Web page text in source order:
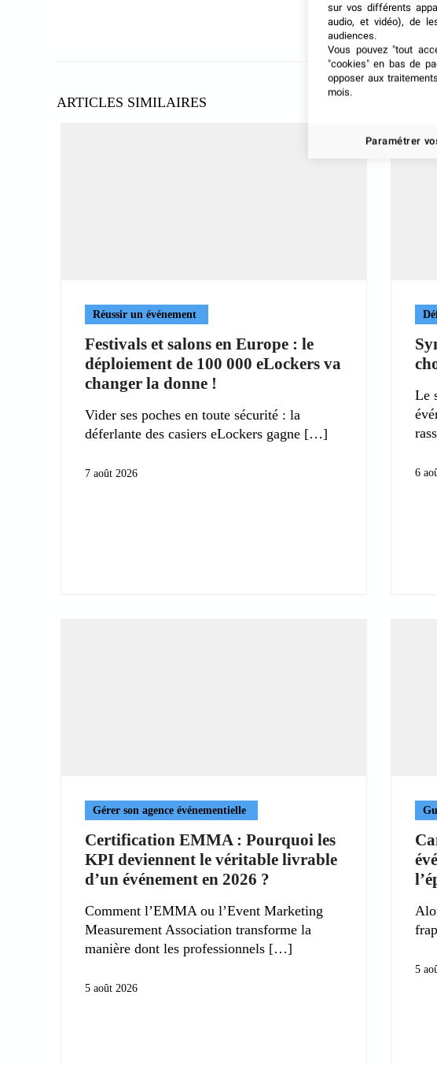
ARTICLES SIMILAIRES
Réussir un événement
Festivals et salons en Europe : le
déploiement de 100 000 eLockers va
changer la donne !
Vider ses poches en toute sécurité : la
déferlante des casiers eLockers gagne
7 août 2026
Le
6
Gérer son agence événementielle
Certification EMMA : Pourquoi les
KPI deviennent le véritable livrable
d’un événement en 2026 ?
Comment l’EMMA ou l’Event Marketing
Measurement Association transforme la
manière dont les professionnels
5 août 2026
5
sur vos différents
audio, et vidéo), de
audiences.
Vous pouvez "tout
"cookies" en bas de
opposer aux
mois.
Paramétrer